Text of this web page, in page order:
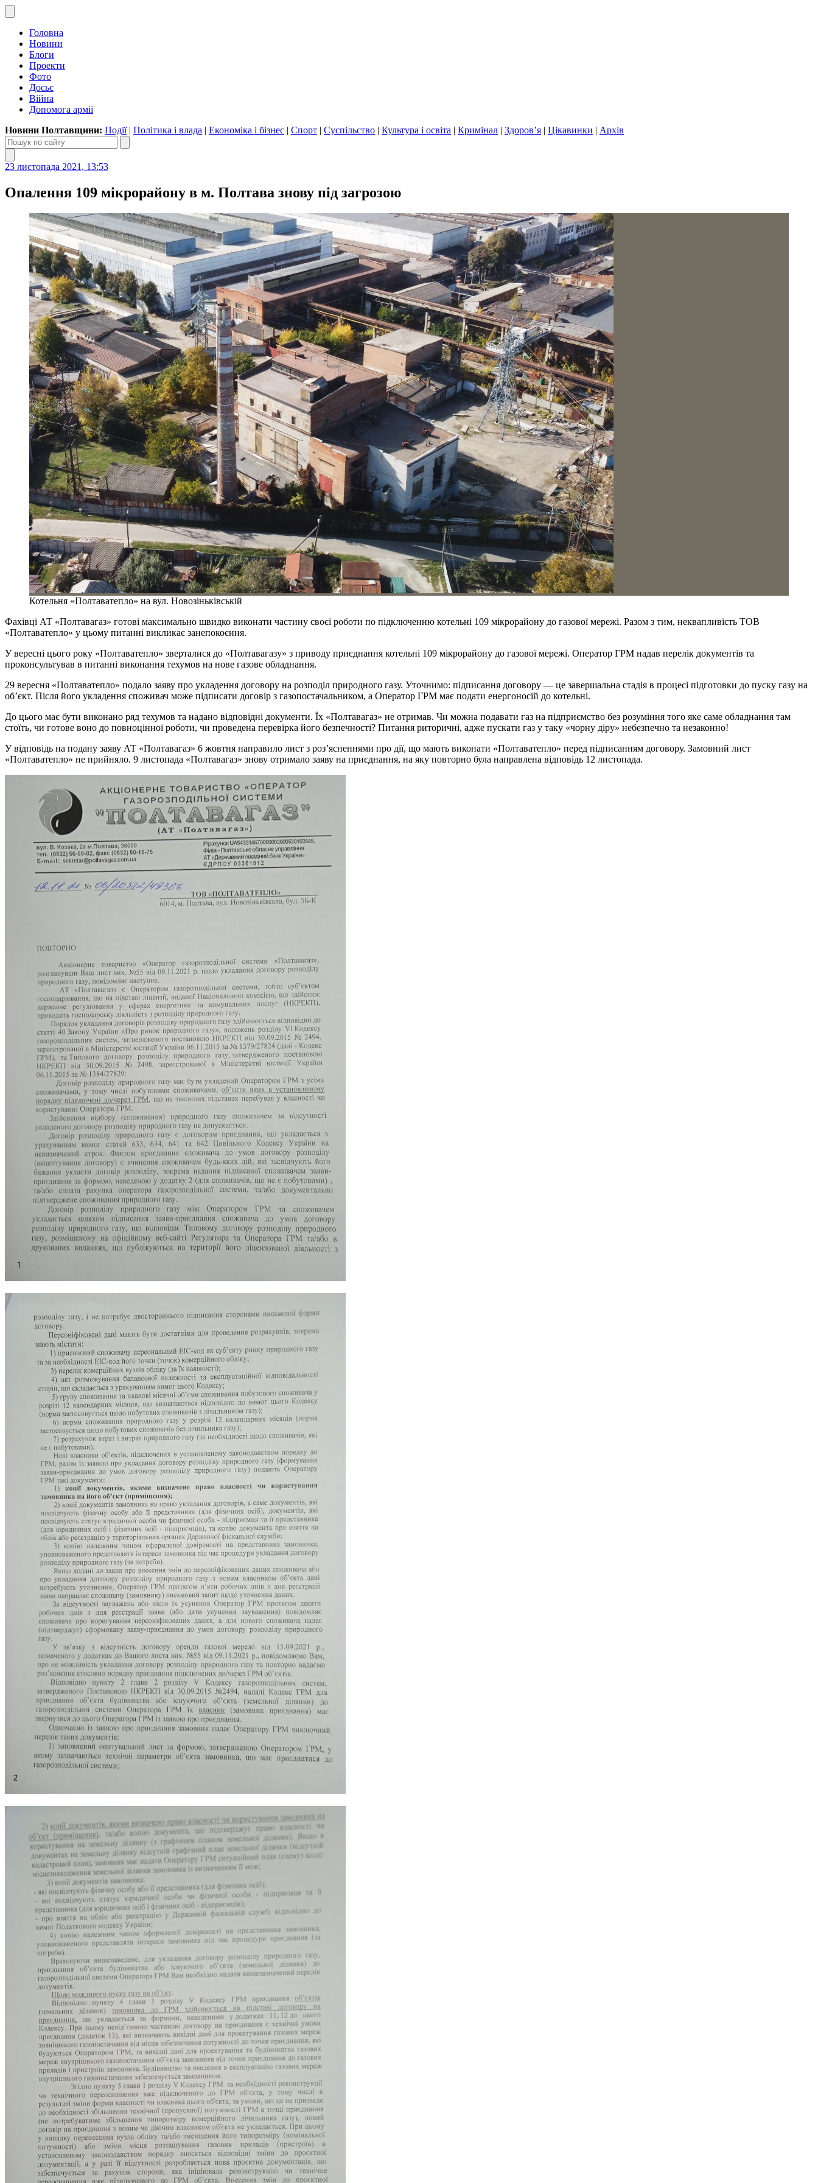
Головна
Новини
Блоги
Проекти
Фото
Досьє
Війна
Допомога армії
Новини Полтавщини: Події| Політика і влада | Економіка і бізнес | Спорт | Суспільство | Культура і освіта | Кримінал | Здоров’я | Цікавинки | Архів
23 листопада 2021, 13:53
Опалення 109 мікрорайону в м. Полтава знову під загрозою
Котельня «Полтаватепло» на вул. Новозіньківській
Фахівці АТ «Полтавагаз» готові максимально швидко виконати частину своєї роботи по підключенню котельні 109 мікрорайону до газової мережі. Разом з тим, неквапливість ТОВ
«Полтаватепло» у цьому питанні викликає занепокоєння.
У вересні цього року «Полтаватепло» зверталися до «Полтавагазу» з приводу приєднання котельні 109 мікрорайону до газової мережі. Оператор ГРМ надав перелік документів та
проконсультував в питанні виконання техумов на нове газове обладнання.
29 вересня «Полтаватепло» подало заяву про укладення договору на розподіл природного газу. Уточнимо: підписання договору — це завершальна стадія в процесі підготовки до пуску газу на
об’єкт. Після його укладення споживач може підписати договір з газопостачальником, а Оператор ГРМ має подати енергоносій до котельні.
До цього має бути виконано ряд техумов та надано відповідні документи. Їх «Полтавагаз» не отримав. Чи можна подавати газ на підприємство без розуміння того яке саме обладнання там
стоїть, чи готове воно до повноцінної роботи, чи проведена перевірка його безпечності? Питання риторичні, адже пускати газ у таку «чорну діру» небезпечно та незаконно!
У відповідь на подану заяву АТ «Полтавагаз» 6 жовтня направило лист з роз’ясненнями про дії, що мають виконати «Полтаватепло» перед підписанням договору. Замовний лист
«Полтаватепло» не прийняло. 9 листопада «Полтавагаз» знову отримало заяву на приєднання, на яку повторно була направлена відповідь 12 листопада.